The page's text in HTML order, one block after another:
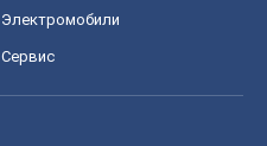
Электромобили
Сервис